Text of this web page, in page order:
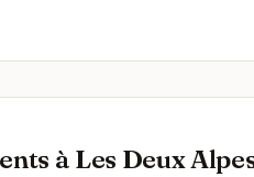
à Les Deux